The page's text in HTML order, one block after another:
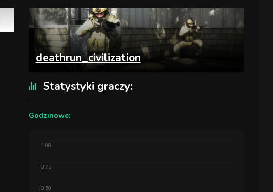
deathrun_civilization
Statystyki graczy:
Godzinowe:
0.50
0.75
1.00